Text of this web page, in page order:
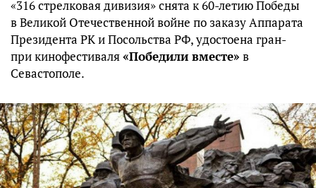
«316 стрелковая дивизия» снята к 60-летию Победы
в Великой Отечественной войне по заказу Аппарата
Президента РК и Посольства РФ, удостоена гран-
при кинофестиваля«Победили вместе» в
Севастополе.